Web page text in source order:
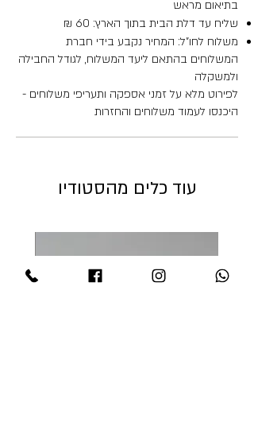
בתיאום מראש
שליח עד דלת הבית בתוך הארץ: 60 ₪
משלוח לחו"ל: המחיר נקבע בידי חברת
המשלוחים בהתאם ליעד המשלוח, לגודל החבילה
ולמשקלה
לפירוט מלא על זמני אספקה ותעריפי משלוחים -
היכנסו לעמוד משלוחים והחזרות
עוד כלים מהסטודיו